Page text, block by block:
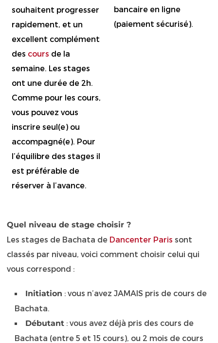
souhaitent progresser
rapidement, et un
excellent complément
des cours de la
semaine. Les stages
ont une durée de 2h.
Comme pour les cours,
vous pouvez vous
inscrire seul(e) ou
accompagné(e). Pour
l’équilibre des stages il
est préférable de
réserver à l’avance.
bancaire en ligne
(paiement sécurisé).
Quel niveau de stage choisir ?
Les stages de Bachata de Dancenter Paris sont
classés par niveau, voici comment choisir celui qui
vous correspond :
Initiation : vous n’avez JAMAIS pris de cours de
Bachata.
Débutant : vous avez déjà pris des cours de
Bachata (entre 5 et 15 cours), ou 2 mois de cours